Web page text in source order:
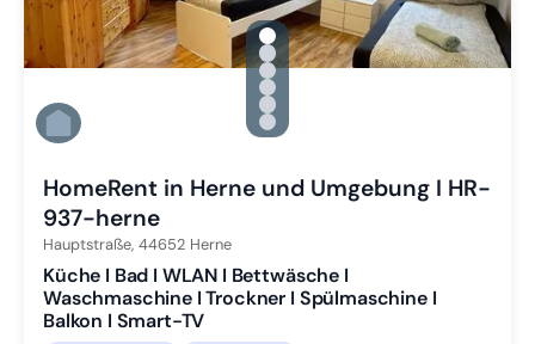
gallery.slide_selector
Zu Slide 1 wechseln
Zu Slide 2 wechseln
Zu Slide 3 wechseln
Zu Slide 4 wechseln
Zu Slide 5 wechseln
Zu Slide 6 wechseln
HomeRent in Herne und Umgebung I HR-
937-herne
Hauptstraße, 44652 Herne
Küche I Bad I WLAN I Bettwäsche I
Waschmaschine I Trockner I Spülmaschine I
Balkon I Smart-TV